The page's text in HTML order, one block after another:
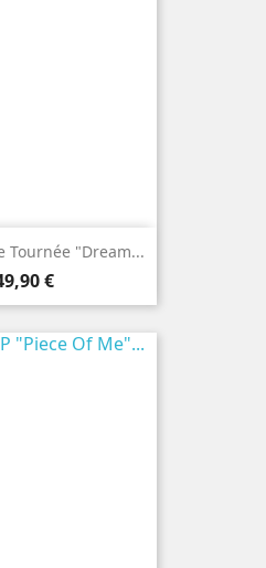
Tournée "Dream...
€